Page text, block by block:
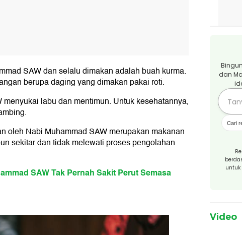
SAW dan selalu dimakan adalah buah kurma.
berupa daging yang dimakan pakai roti.
labu dan mentimun. Untuk kesehatannya,
oleh Nabi Muhammad SAW merupakan makanan
sekitar dan tidak melewati proses pengolahan
SAW Tak Pernah Sakit Perut Semasa
dan
Cari
untuk
Video